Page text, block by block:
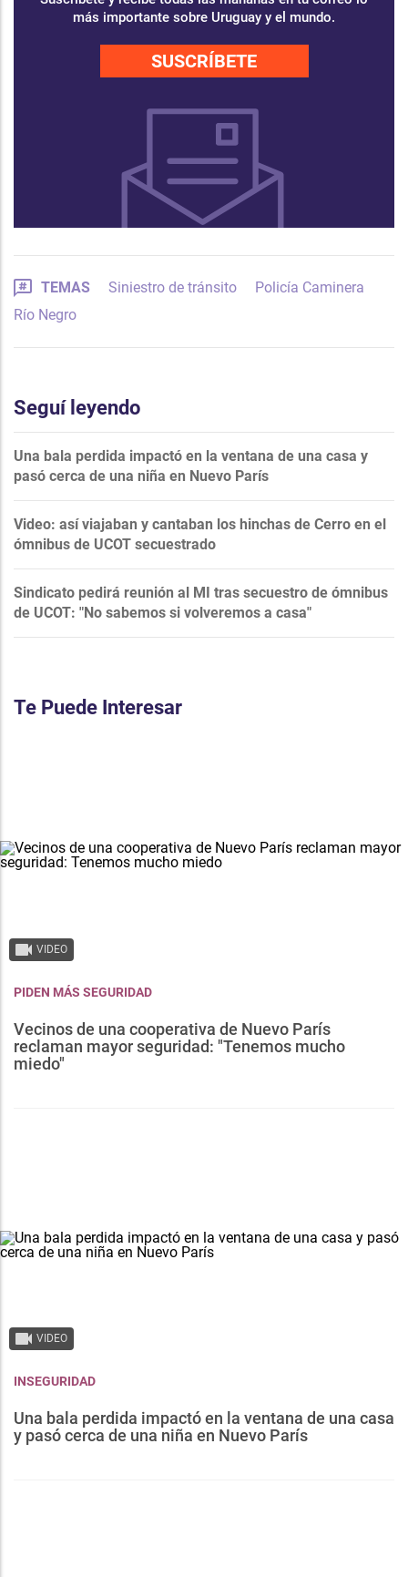
más importante sobre Uruguay y el mundo.
SUSCRÍBETE
TEMAS Siniestro de tránsito
Policía Caminera
Río Negro
Seguí leyendo
Una bala perdida impactó en la ventana de una casa y
pasó cerca de una niña en Nuevo París
Video: así viajaban y cantaban los hinchas de Cerro en el
ómnibus de UCOT secuestrado
Sindicato pedirá reunión al MI tras secuestro de ómnibus
de UCOT: "No sabemos si volveremos a casa"
Te Puede Interesar
VIDEO
PIDEN MÁS SEGURIDAD
Vecinos de una cooperativa de Nuevo París
reclaman mayor seguridad: "Tenemos mucho
miedo"
VIDEO
INSEGURIDAD
Una bala perdida impactó en la ventana de una casa
y pasó cerca de una niña en Nuevo París